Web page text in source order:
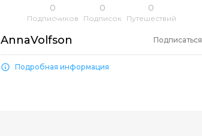
0
Подписчиков
0
Подписок
0
Путешествий
AnnaVolfson Подписаться
Подробная информация